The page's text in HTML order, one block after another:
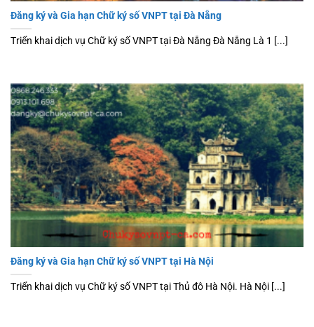
Đăng ký và Gia hạn Chữ ký số VNPT tại Đà Nẵng
Triển khai dịch vụ Chữ ký số VNPT tại Đà Nẵng Đà Nẵng Là 1 [...]
Đăng ký và Gia hạn Chữ ký số VNPT tại Hà Nội
Triển khai dịch vụ Chữ ký số VNPT tại Thủ đô Hà Nội. Hà Nội [...]